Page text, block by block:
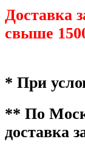
Доставка
свыше
* При
** По
доставка